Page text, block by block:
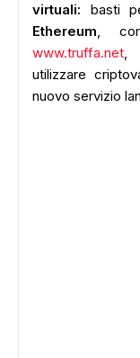
virtuali: basti
Ethereum,
www.truffa.net,
utilizzare
nuovo servizio